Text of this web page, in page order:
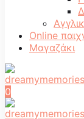
Online
Μαγαζάκι
0